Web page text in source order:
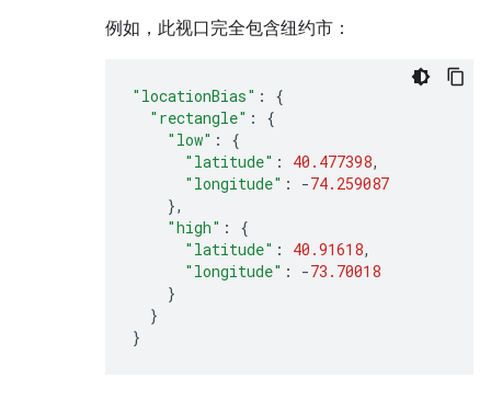
例如，此视口完全包含纽约市：
"locationBias" :
{
"rectangle" :
{
"low" :
{
"latitude" : 40.477398,
"longitude" : -74.259087
},
"high" :
{
"latitude" : 40.91618,
"longitude" : -73.70018
}
}
}